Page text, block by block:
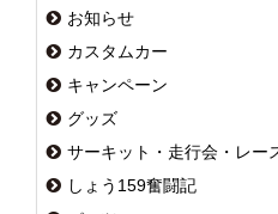
お知らせ
カスタムカー
キャンペーン
グッズ
サーキット・走行会・レー
しょう159奮闘記